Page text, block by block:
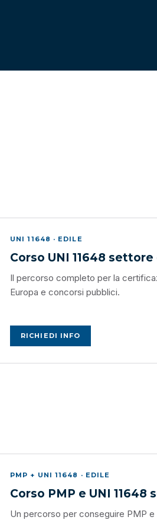
UNI 11648 · EDILE
Corso UNI 11648
Il percorso completo per la
Europa e concorsi pubblici.
RICHIEDI INFO
PMP + UNI 11648 · EDILE
Corso PMP e UNI 11648
Un percorso per conseguire PMP